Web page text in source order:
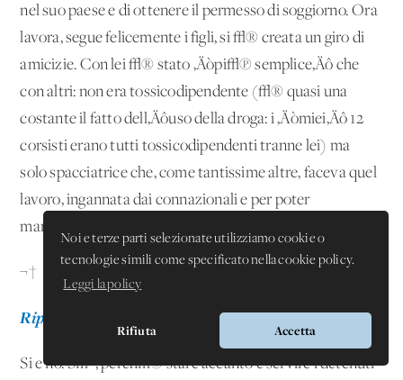
Noi e terze parti selezionate utilizziamo cookie o
tecnologie simili come specificato nella cookie policy.
Leggi la policy
Rifiuta Accetta
nel suo paese e di ottenere il permesso di soggiorno. Ora
lavora, segue felicemente i figli, si √® creata un giro di
amicizie. Con lei √® stato ‚Äòpi√π semplice‚Äô che
con altri: non era tossicodipendente (√® quasi una
costante il fatto dell‚Äôuso della droga: i ‚Äòmiei‚Äô 12
corsisti erano tutti tossicodipendenti tranne lei) ma
solo spacciatrice che, come tantissime altre, faceva quel
lavoro, ingannata dai connazionali e per poter
mantenere la famiglia.
¬†
Ripeterebbe le esperienze fatte fin‚Äôora?
Si e no. S√¨, perch√© stare accanto e servire i detenuti